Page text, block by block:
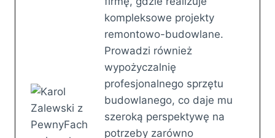
kompleksowe projekty
remontowo-budowlane.
Prowadzi również
wypożyczalnię
profesjonalnego sprzętu
budowlanego, co daje mu
szeroką perspektywę na
potrzeby zarówno